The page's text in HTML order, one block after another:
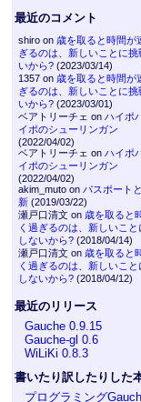
最近のコメント
shiro on 歳を取ると時間が
ぎるのは、新しいことに挑
いから?(2023/03/14)
1357 on 歳を取ると時間が
ぎるのは、新しいことに挑
いから?(2023/03/01)
ベアトリーチェ on ハイポ
イポのシューリンガン
(2022/04/02)
ベアトリーチェ on ハイポ
イポのシューリンガン
(2022/04/02)
akim_muto on パスポート
新(2019/03/22)
瀬戸口清文 on 歳を取ると
く過ぎるのは、新しいこと
しないから?(2018/04/14)
瀬戸口清文 on 歳を取ると
く過ぎるのは、新しいこと
しないから?(2018/04/12)
最近のリリース
Gauche 0.9.15
Gauche-gl 0.6
WiLiKi 0.8.3
書いたり訳したりした
プログラミング